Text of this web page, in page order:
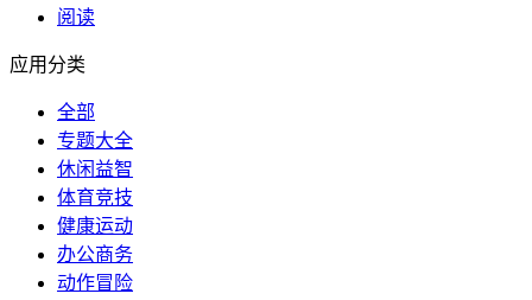
阅读
应用分类
全部
专题大全
休闲益智
体育竞技
健康运动
办公商务
动作冒险